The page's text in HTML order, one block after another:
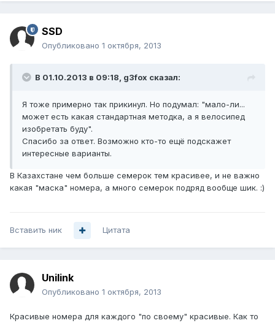
SSD
Опубликовано 1 октября, 2013
В 01.10.2013 в 09:18, g3fox сказал:
Я тоже примерно так прикинул. Но подумал: "мало-ли...
может есть какая стандартная методка, а я велосипед
изобретать буду".
Спасибо за ответ. Возможно кто-то ещё подскажет
интересные варианты.
В Казахстане чем больше семерок тем красивее, и не важно
какая "маска" номера, а много семерок подряд вообще шик. :)
Вставить ник Цитата
Unilink
Опубликовано 1 октября, 2013
Красивые номера для каждого "по своему" красивые. Как то